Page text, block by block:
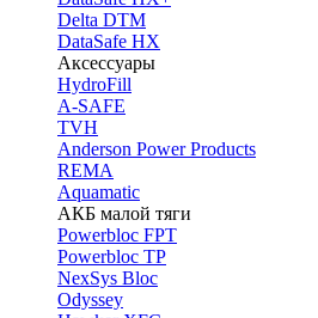
Delta DTM
DataSafe HX
Аксессуары
HydroFill
A-SAFE
TVH
Anderson Power Products
REMA
Aquamatic
АКБ малой тяги
Powerbloc FPT
Powerbloc TP
NexSys Bloc
Odyssey